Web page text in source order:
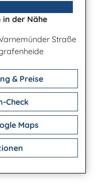
in der Nähe
Straße
& Preise
Check
Maps